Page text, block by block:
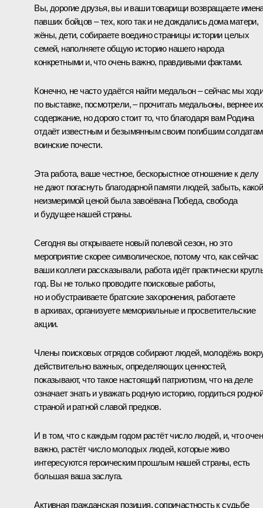
Вы, дорогие друзья, вы и ваши товарищи возвращаете
павших бойцов – тех, кого так и не дождались дома матери,
жёны, дети, собираете воедино страницы истории целых
семей, наполняете общую историю нашего народа
конкретными и, что очень важно, правдивыми фактами.
Конечно, не часто удаётся найти медальон – сейчас мы
по выставке, посмотрели, – прочитать медальоны, вернее их
содержание, но дорого стоит то, что благодаря вам Родина
отдаёт известным и безымянным своим погибшим солдатам
воинские почести.
Эта работа, ваше честное, бескорыстное отношение к делу
не дают погаснуть благодарной памяти людей, забыть, какой
неизмеримой ценой была завоёвана Победа, свобода
и будущее нашей страны.
Сегодня вы открываете новый полевой сезон, но это
мероприятие скорее символическое, потому что, как сейчас
ваши коллеги рассказывали, работа идёт практически
год. Вы не только проводите поисковые работы,
но и обустраиваете братские захоронения, работаете
в архивах, организуете мемориальные и просветительские
акции.
Члены поисковых отрядов собирают людей, молодёжь
действительно важных, определяющих ценностей,
показывают, что такое настоящий патриотизм, что на деле
означает знать и уважать родную историю, гордиться
страной и ратной славой предков.
И в том, что с каждым годом растёт число людей, и, что
важно, растёт число молодых людей, которые живо
интересуются героическим прошлым нашей страны, есть
большая ваша заслуга.
Активная гражданская позиция, сопричастность к судьбе